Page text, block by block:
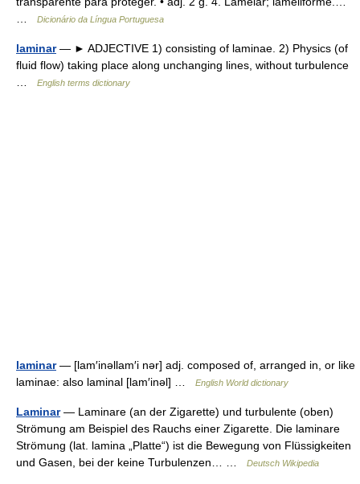
Dicionário da Língua Portuguesa
laminar— ► ADJECTIVE 1) consisting of laminae. 2) Physics (of
fluid flow) taking place along unchanging lines, without turbulence
English terms dictionary
laminar— [lam′inəllam′i nər] adj. composed of, arranged in, or like
laminae: also laminal [lam′inəl] …
English World dictionary
Laminar— Laminare (an der Zigarette) und turbulente (oben)
Strömung am Beispiel des Rauchs einer Zigarette. Die laminare
Strömung (lat. lamina „Platte“) ist die Bewegung von Flüssigkeiten
und Gasen, bei der keine Turbulenzen… …
Deutsch Wikipedia